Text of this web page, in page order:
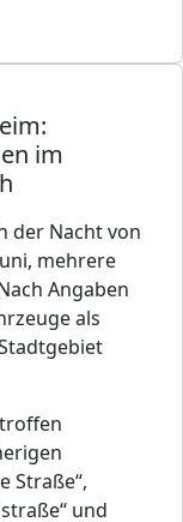
im
der Nacht von
mehrere
Angaben
als
Straße“,
und